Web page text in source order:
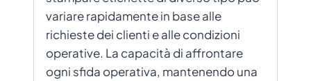
variare rapidamente in base alle
richieste dei clienti e alle condizioni
operative. La capacità di affrontare
ogni sfida operativa, mantenendo una